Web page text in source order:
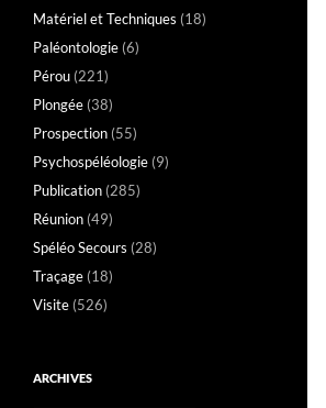
Matériel et Techniques (18)
Paléontologie (6)
Pérou (221)
Plongée (38)
Prospection (55)
Psychospéléologie (9)
Publication (285)
Réunion (49)
Spéléo Secours (28)
Traçage (18)
Visite (526)
ARCHIVES